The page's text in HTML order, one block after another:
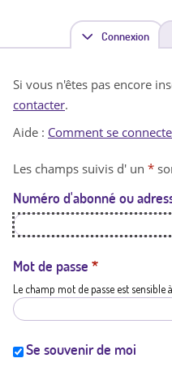
Connexion(
n
t
a
t
i
Si vous n'êtes pas encore
contacter.
Aide : Comment se
Les champs suivis d' un *
Numéro d'abonné ou
Mot de passe *
Le champ mot de passe est
Se souvenir de moi